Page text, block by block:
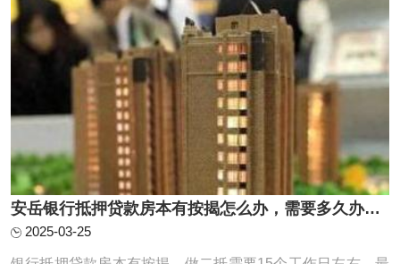
安岳银行抵押贷款房本有按揭怎么办，需要多久办下来？
2025-03-25